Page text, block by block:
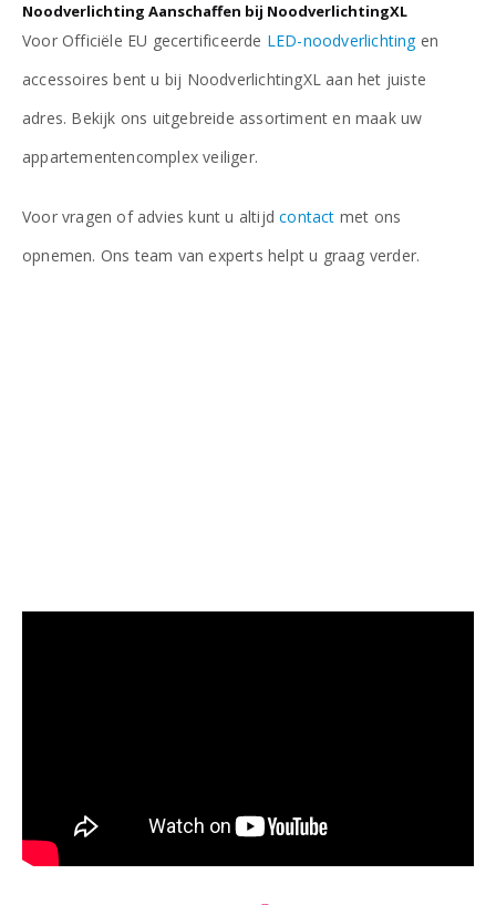
Noodverlichting Aanschaffen bij NoodverlichtingXL
Voor Officiële EU gecertificeerde LED-noodverlichtingen
accessoires bent u bij NoodverlichtingXL aan het juiste
adres. Bekijk ons uitgebreide assortiment en maak uw
appartementencomplex veiliger.
Voor vragen of advies kunt u altijdcontact met ons
opnemen. Ons team van experts helpt u graag verder.